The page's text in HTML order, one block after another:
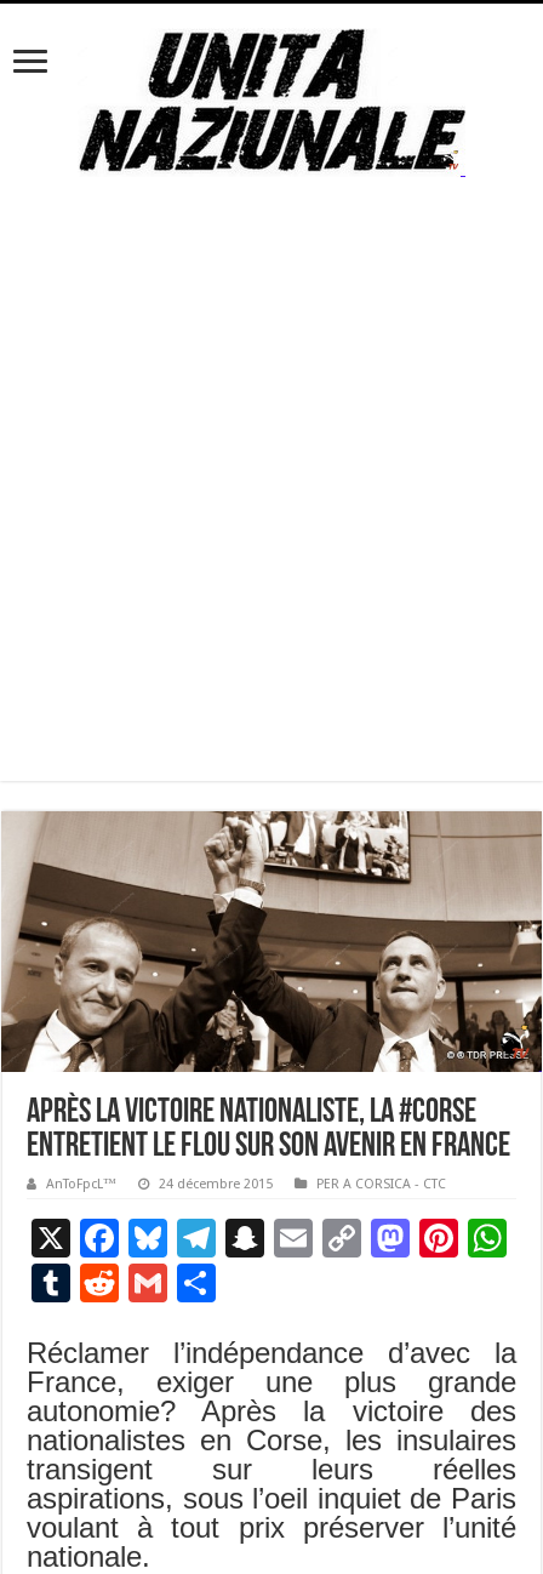
Après la victoire nationaliste, la #Corse
entretient le flou sur son avenir en France
AnToFpcL™ 24 décembre 2015 PER A CORSICA - CTC
X
F
ac
e
b
o
o
k
Bl
u
es
ky
T
gr
a
m
S
p
c
h
E
l
C
y
Li
n
k
M
d
o
n
Pi
es
t
p
p
T
m
bl
r
R
d
di
t
G
ai
l
ta
g
er
Réclamer l’indépendance d’avec la
France, exiger une plus grande
autonomie? Après la victoire des
nationalistes en Corse, les insulaires
transigent sur leurs réelles
aspirations, sous l’oeil inquiet de Paris
voulant à tout prix préserver l’unité
nationale.